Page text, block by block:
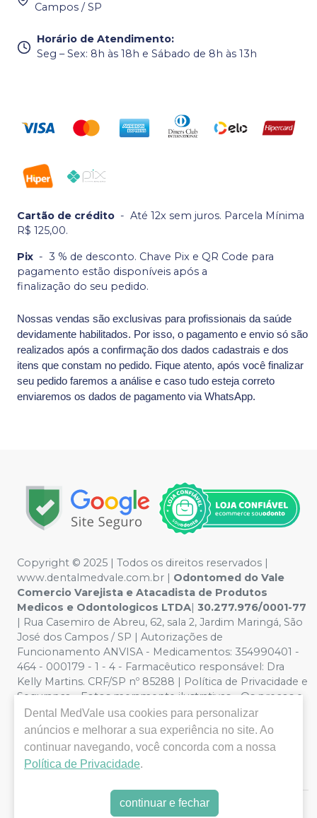
Campos / SP
Horário de Atendimento:
Seg – Sex: 8h às 18h e Sábado de 8h às 13h
Cartão de crédito - Até 12x sem juros. Parcela Mínima
R$ 125,00.
Pix - 3 % de desconto. Chave Pix e QR Code para
pagamento estão disponíveis após a
finalização do seu pedido.
Nossas vendas são exclusivas para profissionais da saúde
devidamente habilitados. Por isso, o pagamento e envio só são
realizados após a confirmação dos dados cadastrais e dos
itens que constam no pedido. Fique atento, após você finalizar
seu pedido faremos a análise e caso tudo esteja correto
enviaremos os dados de pagamento via WhatsApp.
Copyright © 2025 | Todos os direitos reservados |
www.dentalmedvale.com.br | Odontomed do Vale
Comercio Varejista e Atacadista de Produtos
Medicos e Odontologicos LTDA| 30.277.976/0001-77
| Rua Casemiro de Abreu, 62, sala 2, Jardim Maringá, São
José dos Campos / SP | Autorizações de
Funcionamento ANVISA - Medicamentos: 354990401 -
464 - 000179 - 1 - 4 - Farmacêutico responsável: Dra
Kelly Martins. CRF/SP nº 85288 | Política de Privacidade e
Segurança - Fotos meramente ilustrativas - Os preços e
condições da loja virtual estão sujeitos a alterações. Em
caso de divergência de preços no site, o valor válido é o
do Carrinho de Compra. Não vendemos por atacado,
por isso nos reservamos o direito de não atender
compras de grandes volumes pelo site.
E-commerce produzido porSou Odonto Ecommerce
Dental MedVale usa cookies para personalizar
anúncios e melhorar a sua experiência no site. Ao
continuar navegando, você concorda com a nossa
Política de Privacidade.
continuar e fechar